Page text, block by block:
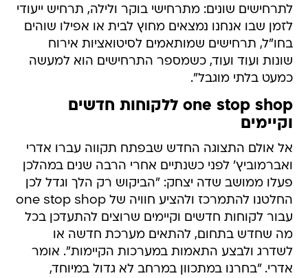
לתרחישים שונים: מתרחישי בוקר ולילה, תרחיש ייעודי
לזמן שבו אנחנו נמצאים מחוץ לבית או אפילו שוהים
בחו"ל, תרחישים שמותאמים לסיטואציות אירוח
שונות ועוד ועוד, כשמספר התרחישים הוא למעשה
כמעט בלתי מוגבל".
one stop shop ללקוחות חדשים
וקיימים
אל אולם התצוגה החדש שבפתח תקווה עברו אדרי
ואברמוביץ' לפני כשנתיים אחרי הרבה שנים במהלכן
פעלו ממושב שדה יצחק: "הביקוש רק הלך וגדל לכן
החלטנו להתמרכז ולהציע חוויה של one stop shop
עבור לקוחות חדשים וקיימים שרוצים להתעדכן בכל
מה שחדש בתחום, להתאים מערכת חדשה או
לשדרג ולבצע התאמות במערכות הקיימות". אומר
אדרי. "בחרנו במתכוון במרחב לא גדול במיוחד,